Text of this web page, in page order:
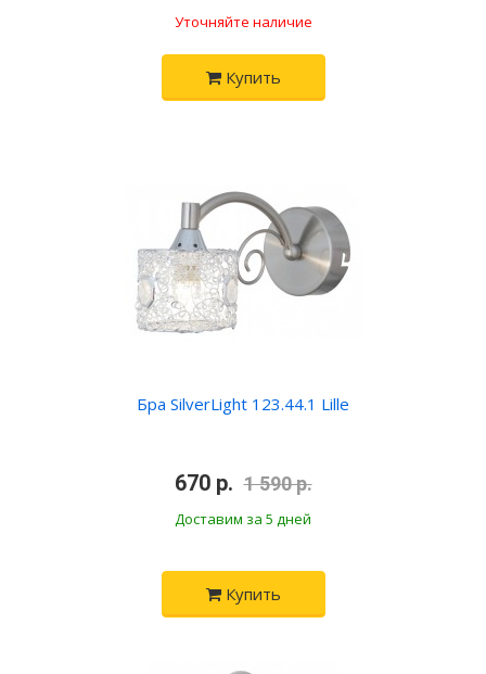
Уточняйте наличие
Купить
Бра SilverLight 123.44.1 Lille
670 р. 1 590 р.
Доставим за 5 дней
Купить